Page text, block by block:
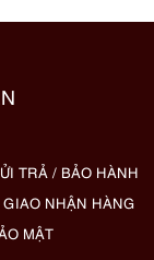
TRẢ / BẢO HÀNH
NHẬN HÀNG
MẬT